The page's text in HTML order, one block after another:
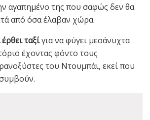
αγαπημένο της που σαφώς δεν θα
από όσα έλαβαν χώρα.
ταξίγια να φύγει μεσάνυχτα
έχοντας φόντο τους
του Ντουμπάι, εκεί που